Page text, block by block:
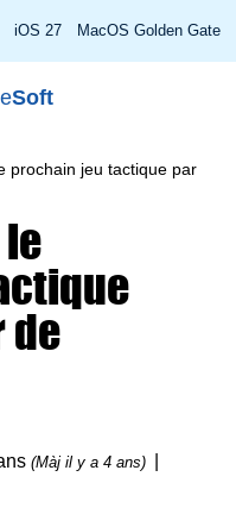
iOS 27 MacOS Golden Gate
Soft
prochain jeu tactique par
de
(Màj il y a 4 ans)